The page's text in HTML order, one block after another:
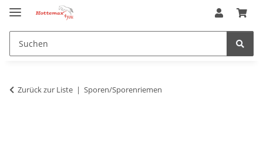
Zurück zur Liste Sporen/Sporenriemen